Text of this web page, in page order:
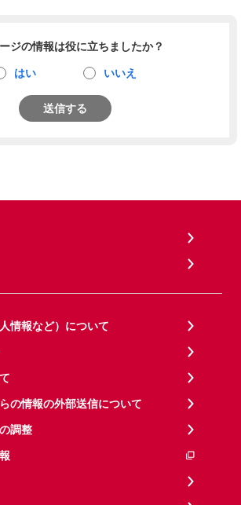
ジの情報は役に立ちましたか？
はい いいえ
送信する
情報など）について
の情報の外部送信について
調整